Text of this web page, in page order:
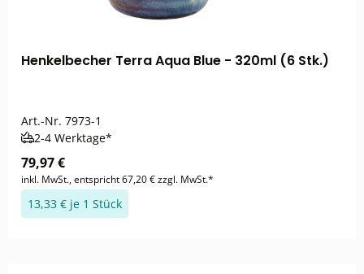
Henkelbecher Terra Aqua Blue - 320ml (6 Stk.)
Art.-Nr. 7973-1
2-4 Werktage*
79,97 €
inkl. MwSt., entspricht 67,20 € zzgl. MwSt.*
13,33 € je 1 Stück